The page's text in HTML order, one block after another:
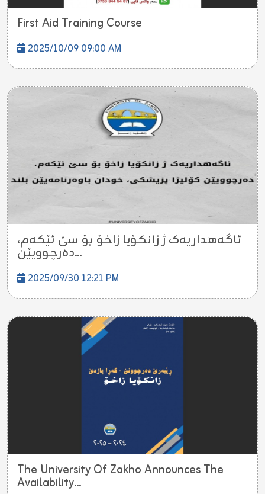
First Aid Training Course
2025/10/09 09:00 AM
ئاگەهداریەک ژ زانکۆیا زاخۆ بۆ سێ ئێکەم،
دەرچوویێن...
2025/09/30 12:21 PM
The University Of Zakho Announces The
Availability...